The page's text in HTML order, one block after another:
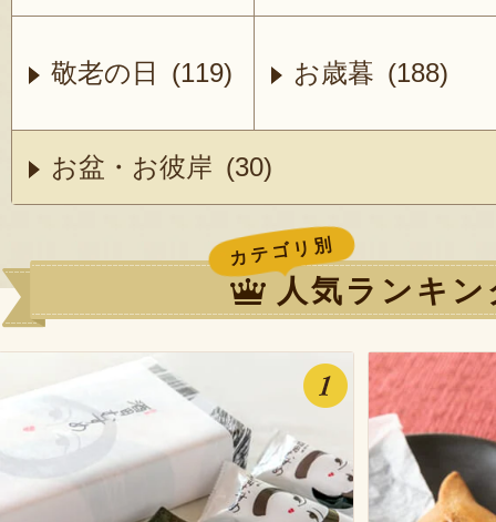
敬老の日 (119) お歳暮 (188)
お盆・お彼岸 (30)
カテゴリ別
人気ランキン